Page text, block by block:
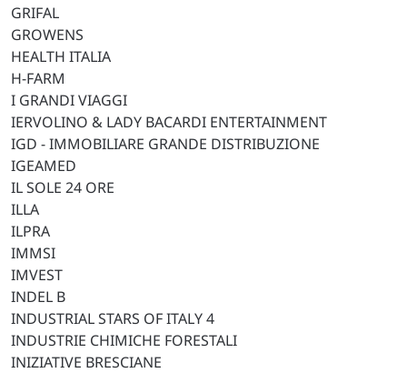
GRIFAL
GROWENS
HEALTH ITALIA
H-FARM
I GRANDI VIAGGI
IERVOLINO & LADY BACARDI ENTERTAINMENT
IGD - IMMOBILIARE GRANDE DISTRIBUZIONE
IGEAMED
IL SOLE 24 ORE
ILLA
ILPRA
IMMSI
IMVEST
INDEL B
INDUSTRIAL STARS OF ITALY 4
INDUSTRIE CHIMICHE FORESTALI
INIZIATIVE BRESCIANE